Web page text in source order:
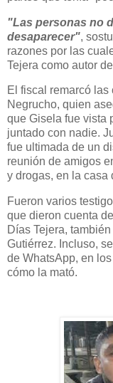
"Las personas no
desaparecer",
razones por las
Tejera como autor
El fiscal remarcó las
Negrucho, quien
que Gisela fue vista
juntado con nadie.
fue ultimada de un
reunión de amigos
y drogas, en la casa
Fueron varios
que dieron cuenta
Días Tejera,
Gutiérrez. Incluso,
de WhatsApp, en
cómo la mató.